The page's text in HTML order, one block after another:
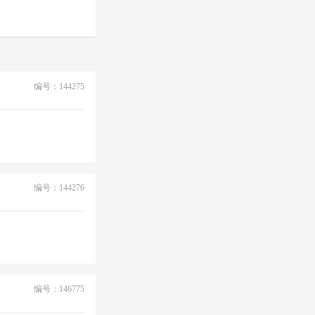
编号：144275
编号：144276
编号：146775